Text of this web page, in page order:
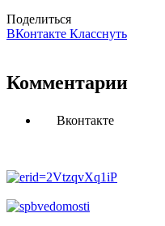
Поделиться
ВКонтакте Класснуть
Комментарии
Вконтакте